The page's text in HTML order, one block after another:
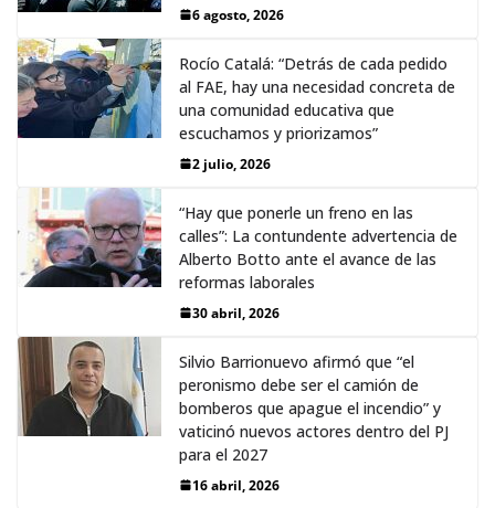
6 agosto, 2026
Rocío Catalá: “Detrás de cada pedido
al FAE, hay una necesidad concreta de
una comunidad educativa que
escuchamos y priorizamos”
2 julio, 2026
“Hay que ponerle un freno en las
calles”: La contundente advertencia de
Alberto Botto ante el avance de las
reformas laborales
30 abril, 2026
Silvio Barrionuevo afirmó que “el
peronismo debe ser el camión de
bomberos que apague el incendio” y
vaticinó nuevos actores dentro del PJ
para el 2027
16 abril, 2026